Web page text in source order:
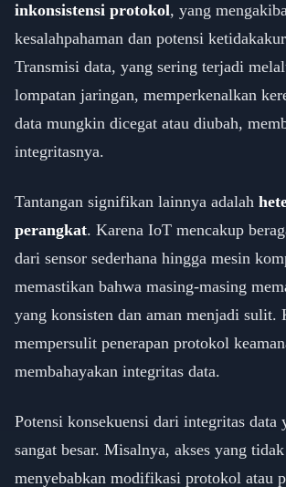
inkonsistensi protokol, yang
kesalahpahaman dan potensi
Transmisi data, yang sering terjadi
lompatan jaringan, memperkenalkan
data mungkin dicegat atau diubah,
integritasnya.
Tantangan signifikan lainnya adalah
perangkat. Karena IoT mencakup
dari sensor sederhana hingga mesin
memastikan bahwa masing-masing
yang konsisten dan aman menjadi sulit.
mempersulit penerapan protokol
membahayakan integritas data.
Potensi konsekuensi dari integritas data
sangat besar. Misalnya, akses yang
menyebabkan modifikasi protokol atau